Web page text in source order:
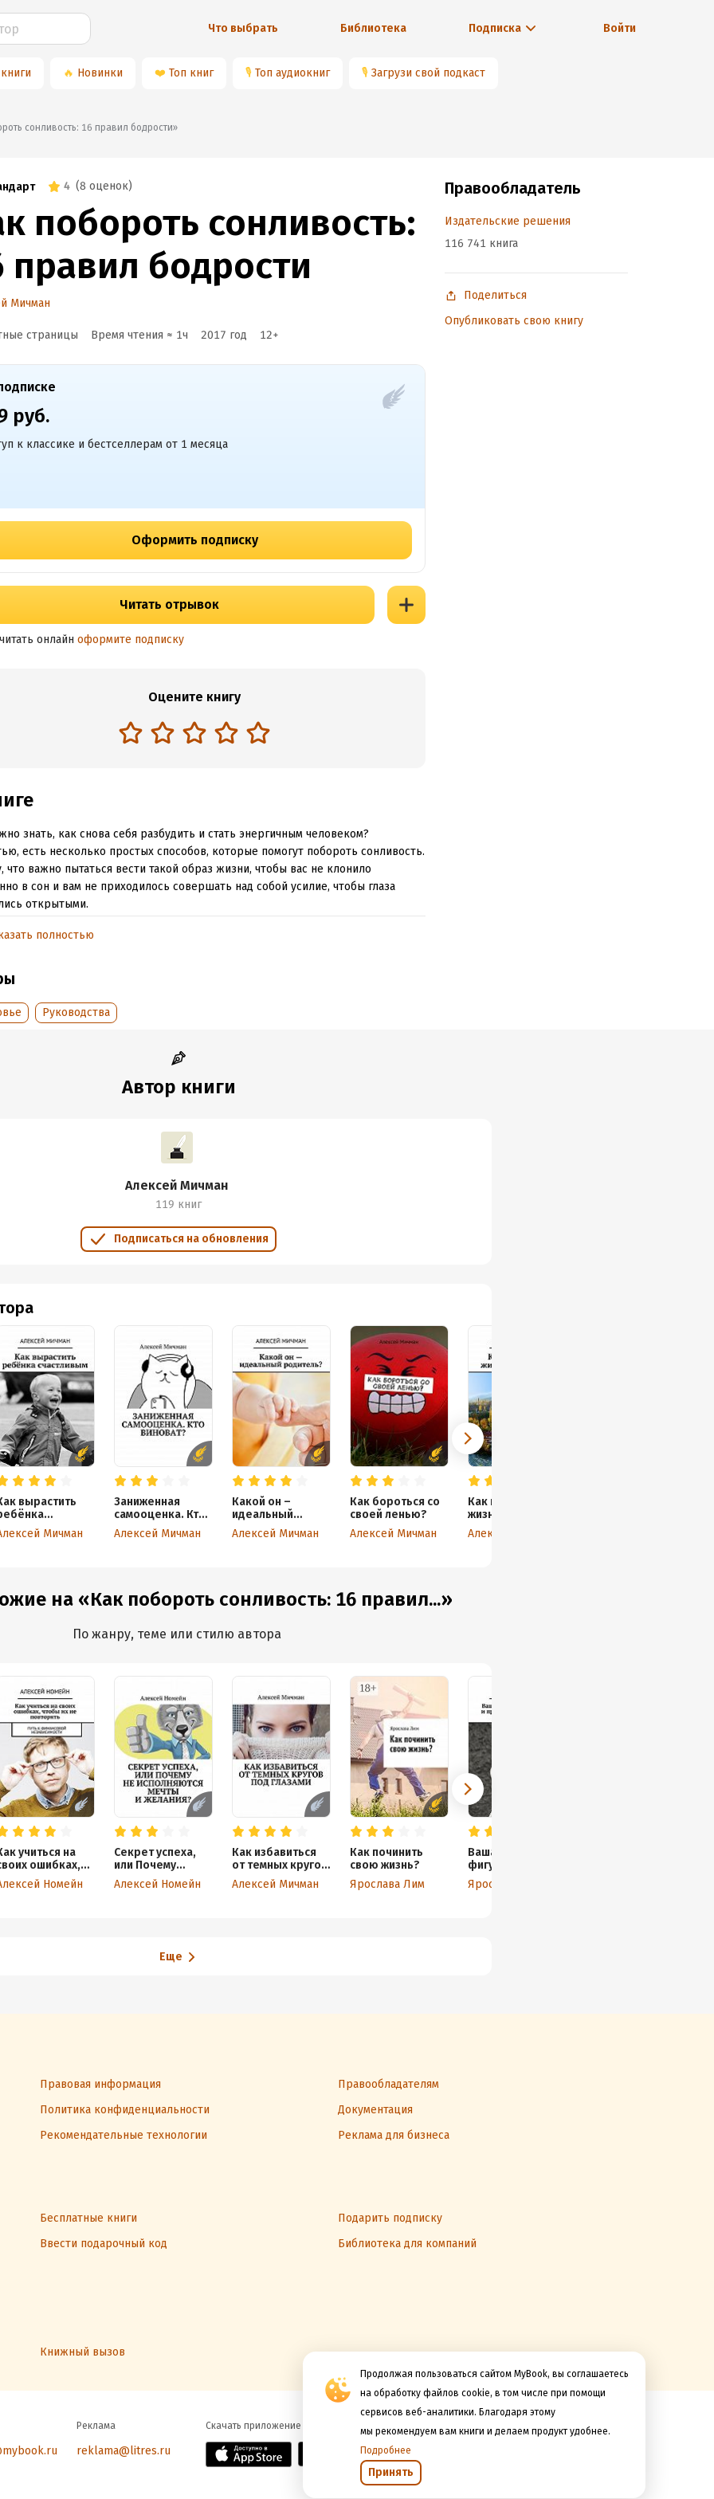
Что выбрать Библиотека Подписка Войти
🔥 Новинки ❤️ Топ книг 🎙 Топ аудиокниг 🎙 Загрузи свой подкаст
Продолжая пользоваться сайтом MyBook, вы соглашаетесь
на обработку файлов cookie, в том числе при помощи
сервисов веб-аналитики. Благодаря этому
мы рекомендуем вам книги и делаем продукт удобнее.
Подробнее
Принять
сонливость: 16 правил бодрости»
4 (8 оценок)
побороть сонливость:
правил бодрости
Мичман
страницы Время чтения ≈ 1ч 2017 год 12+
руб.
к классике и бестселлерам от 1 месяца
Оформить подписку
Читать отрывок
онлайн оформите подписку
Оцените книгу
знать, как снова себя разбудить и стать энергичным человеком?
есть несколько простых способов, которые помогут побороть сонливость.
что важно пытаться вести такой образ жизни, чтобы вас не клонило
в сон и вам не приходилось совершать над собой усилие, чтобы глаза
открытыми.
8199
2017
1 апреля 2019
полностью
Руководства
Правообладатель
Издательские решения
116 741 книга
Поделиться
Опубликовать свою книгу
Автор книги
Алексей Мичман
119 книг
Подписаться на обновления
вырастить
Мичман
Заниженная
самооценка. Кто
виноват?
Алексей Мичман
Какой он –
идеальный
родитель?
Алексей Мичман
Как бороться со
своей ленью?
Алексей Мичман
Как поменять
жизнь к лучшему
Алексей Мичман
на «Как побороть сонливость: 16 правил...»
По жанру, теме или стилю автора
учиться на
ошибках,
их не
Путь
Номейн
Секрет успеха,
или Почему
не исполняются
мечты
Алексей Номейн
Как избавиться
от темных кругов
под глазами
Алексей Мичман
Как починить
свою жизнь?
Ярослава Лим
Ваша эффектная
фигура и
прекрасная
внешность
Ярослава Лим
Еще
Правовая информация
Правообладателям
Политика конфиденциальности
Документация
Рекомендательные технологии Реклама для бизнеса
Бесплатные книги
Подарить подписку
Ввести подарочный код
Библиотека для компаний
Книжный вызов
Реклама
reklama@litres.ru
Скачать приложение